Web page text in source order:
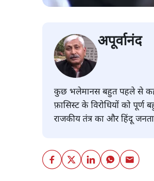
अपूर्वानंद
कुछ भलेमानस बहुत पहले से कह
फ़ासिस्ट के विरोधियों को
राजकीय तंत्र का और हिंदू